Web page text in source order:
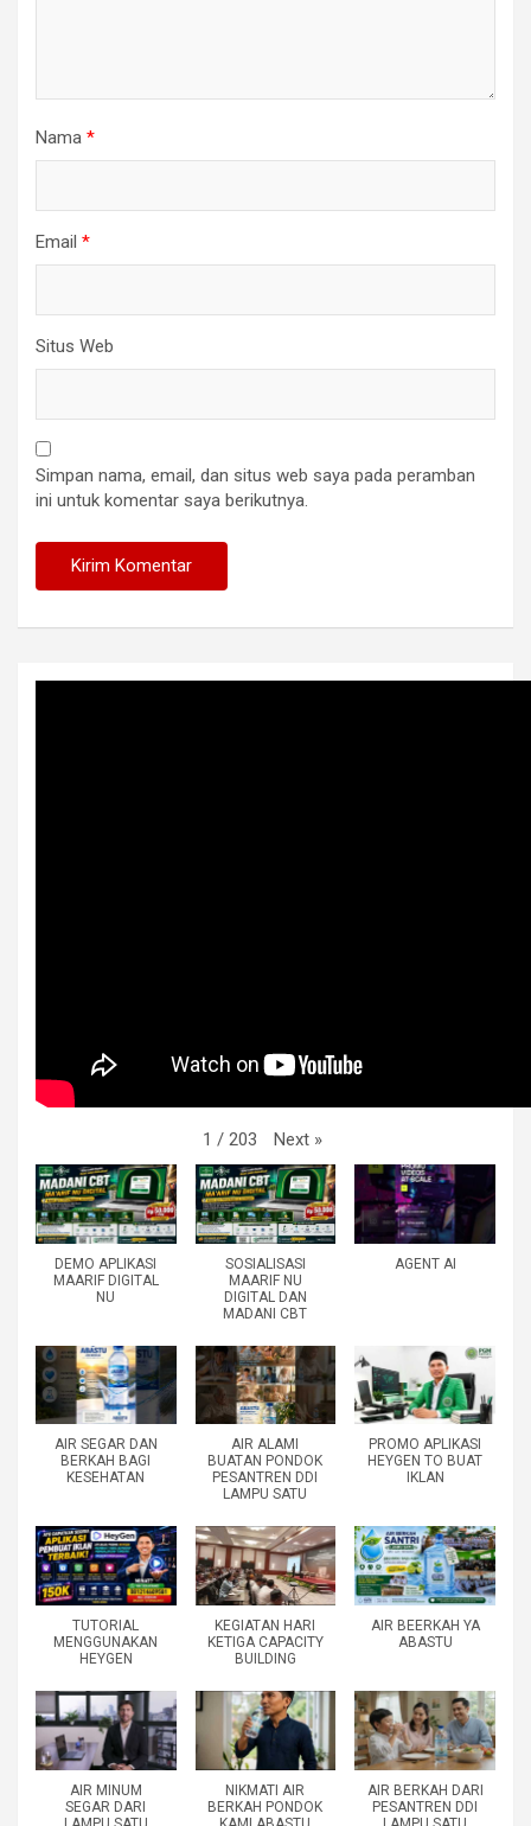
Nama *
Email *
Situs Web
Simpan nama, email, dan situs web saya pada peramban
ini untuk komentar saya berikutnya.
1 / 203 Next »
DEMO APLIKASI
MAARIF DIGITAL
NU
SOSIALISASI
MAARIF NU
DIGITAL DAN
MADANI CBT
AGENT AI
AIR SEGAR DAN
BERKAH BAGI
KESEHATAN
AIR ALAMI
BUATAN PONDOK
PESANTREN DDI
LAMPU SATU
PROMO APLIKASI
HEYGEN TO BUAT
IKLAN
TUTORIAL
MENGGUNAKAN
HEYGEN
KEGIATAN HARI
KETIGA CAPACITY
BUILDING
AIR BEERKAH YA
ABASTU
AIR MINUM
SEGAR DARI
NIKMATI AIR
BERKAH PONDOK
AIR BERKAH DARI
PESANTREN DDI